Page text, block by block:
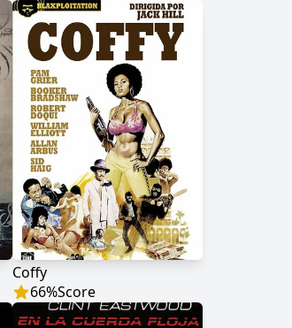
Coffy
66%Score